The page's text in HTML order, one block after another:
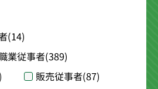
(14)
業従事者(389)
販売従事者(87)